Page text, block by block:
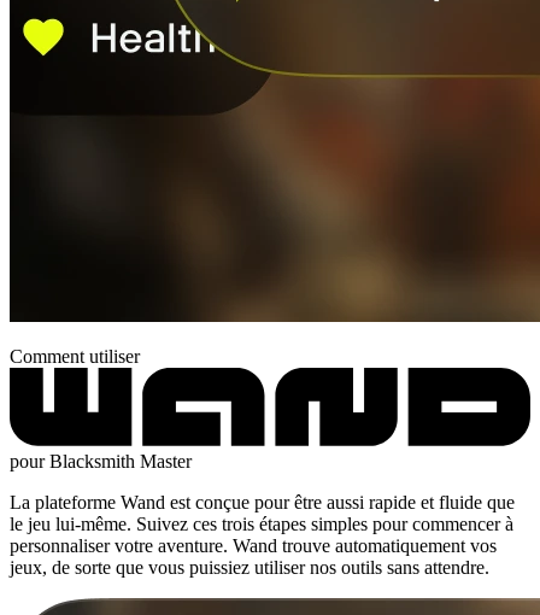
Comment utiliser
pour Blacksmith Master
La plateforme Wand est conçue pour être aussi rapide et fluide que
le jeu lui-même. Suivez ces trois étapes simples pour commencer à
personnaliser votre aventure. Wand trouve automatiquement vos
jeux, de sorte que vous puissiez utiliser nos outils sans attendre.